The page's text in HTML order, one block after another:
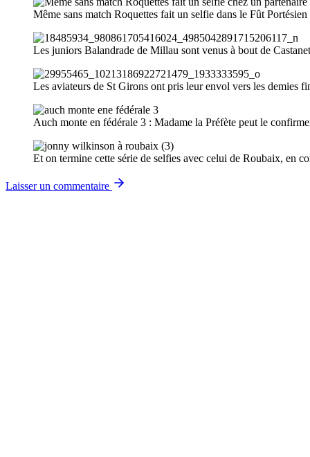
Même sans match Roquettes fait un selfie dans le Fût Portésien
Les juniors Balandrade de Millau sont venus à bout de
Les aviateurs de St Girons ont pris leur envol vers les demies
Auch monte en fédérale 3 : Madame la Préfète peut le
Et on termine cette série de selfies avec celui de Roubaix, en
Laisser un commentaire